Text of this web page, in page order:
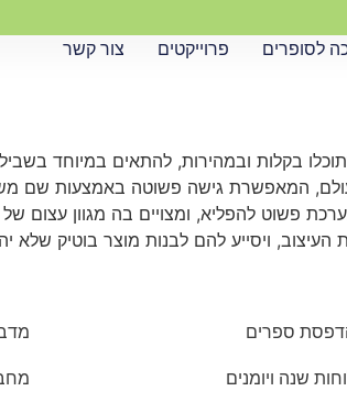
לסופרים פרוייקטים צור קשר
בקלות ובמהירות, להתאים במיוחד
המאפשרת גישה פשוטה באמצעות שם
להפליא, ומצויים בה מגוון עצום של
ויסייע להם לבנות מוצר בוטיק שלא
ספרים
שנה ויומנים